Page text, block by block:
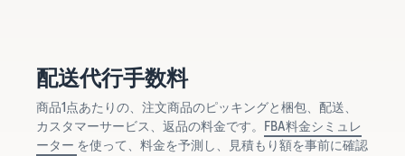
配送代行手数料
商品1点あたりの、注文商品のピッキングと梱包、配送、
カスタマーサービス、返品の料金です。 FBA料金シミュレ
ーター を使って、料金を予測し、見積もり額を事前に確認